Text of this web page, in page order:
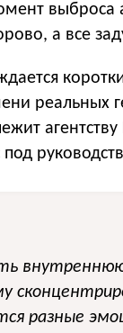
выброса
а все
реальных
агентству
под
внутреннюю
разные